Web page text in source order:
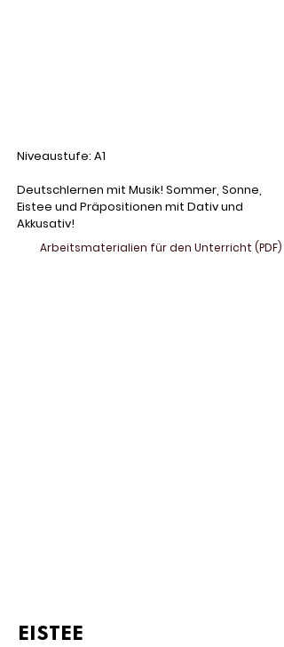
Niveaustufe: A1
Deutschlernen mit Musik! Sommer, Sonne,
Eistee und Präpositionen mit Dativ und
Akkusativ!
Arbeitsmaterialien für den Unterricht (PDF)
EISTEE